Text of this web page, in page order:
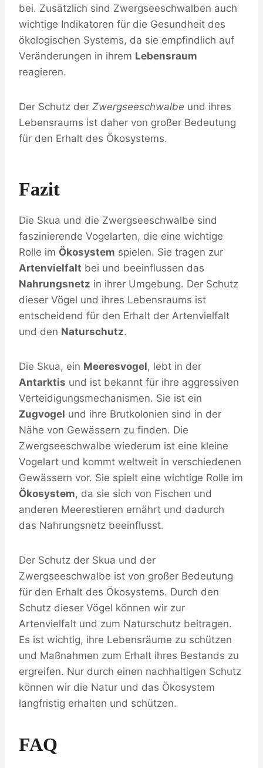
bei. Zusätzlich sind Zwergseeschwalben auch
wichtige Indikatoren für die Gesundheit des
ökologischen Systems, da sie empfindlich auf
Veränderungen in ihrem Lebensraum
reagieren.
Der Schutz der Zwergseeschwalbe und ihres
Lebensraums ist daher von großer Bedeutung
für den Erhalt des Ökosystems.
Fazit
Die Skua und die Zwergseeschwalbe sind
faszinierende Vogelarten, die eine wichtige
Rolle im Ökosystem spielen. Sie tragen zur
Artenvielfalt bei und beeinflussen das
Nahrungsnetz in ihrer Umgebung. Der Schutz
dieser Vögel und ihres Lebensraums ist
entscheidend für den Erhalt der Artenvielfalt
und den Naturschutz.
Die Skua, ein Meeresvogel, lebt in der
Antarktis und ist bekannt für ihre aggressiven
Verteidigungsmechanismen. Sie ist ein
Zugvogel und ihre Brutkolonien sind in der
Nähe von Gewässern zu finden. Die
Zwergseeschwalbe wiederum ist eine kleine
Vogelart und kommt weltweit in verschiedenen
Gewässern vor. Sie spielt eine wichtige Rolle im
Ökosystem, da sie sich von Fischen und
anderen Meerestieren ernährt und dadurch
das Nahrungsnetz beeinflusst.
Der Schutz der Skua und der
Zwergseeschwalbe ist von großer Bedeutung
für den Erhalt des Ökosystems. Durch den
Schutz dieser Vögel können wir zur
Artenvielfalt und zum Naturschutz beitragen.
Es ist wichtig, ihre Lebensräume zu schützen
und Maßnahmen zum Erhalt ihres Bestands zu
ergreifen. Nur durch einen nachhaltigen Schutz
können wir die Natur und das Ökosystem
langfristig erhalten und schützen.
FAQ